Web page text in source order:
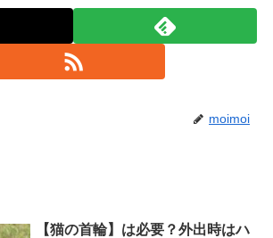
moimoi
【猫の首輪】は必要？外出時はハ